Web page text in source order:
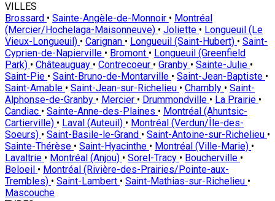
VILLES
Brossard • Sainte-Angèle-de-Monnoir • Montréal
(Mercier/Hochelaga-Maisonneuve) • Joliette • Longueuil (Le
Vieux-Longueuil) • Carignan • Longueuil (Saint-Hubert) • Saint-
Cyprien-de-Napierville • Bromont • Longueuil (Greenfield
Park) • Châteauguay • Contrecoeur • Granby • Sainte-Julie •
Saint-Pie • Saint-Bruno-de-Montarville • Saint-Jean-Baptiste •
Saint-Amable • Saint-Jean-sur-Richelieu • Chambly • Saint-
Alphonse-de-Granby • Mercier • Drummondville • La Prairie •
Candiac • Sainte-Anne-des-Plaines • Montréal (Ahuntsic-
Cartierville) • Laval (Auteuil) • Montréal (Verdun/Île-des-
Soeurs) • Saint-Basile-le-Grand • Saint-Antoine-sur-Richelieu •
Sainte-Thérèse • Saint-Hyacinthe • Montréal (Ville-Marie) •
Lavaltrie • Montréal (Anjou) • Sorel-Tracy • Boucherville •
Beloeil • Montréal (Rivière-des-Prairies/Pointe-aux-
Trembles) • Saint-Lambert • Saint-Mathias-sur-Richelieu •
Mascouche